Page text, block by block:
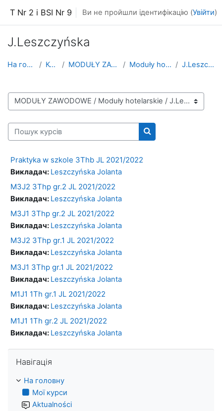
T Nr 2 i BSI Nr 9 Ви не пройшли ідентифікацію (Увійти)
J.Leszczyńska
На головну Курси MODUŁY ZAWODOWE Moduły hotelarskie J.Leszczyńska
Категорії курсів
Пошук курсів
Пошук курсів
Praktyka w szkole 3Thb JL 2021/2022
Викладач: Leszczyńska Jolanta
M3J2 3Thp gr.2 JL 2021/2022
Викладач: Leszczyńska Jolanta
M3J1 3Thp gr.2 JL 2021/2022
Викладач: Leszczyńska Jolanta
M3J2 3Thp gr.1 JL 2021/2022
Викладач: Leszczyńska Jolanta
M3J1 3Thp gr.1 JL 2021/2022
Викладач: Leszczyńska Jolanta
M1J1 1Th gr.1 JL 2021/2022
Викладач: Leszczyńska Jolanta
M1J1 1Th gr.2 JL 2021/2022
Викладач: Leszczyńska Jolanta
Навігація
На головну
Мої курси
Aktualności